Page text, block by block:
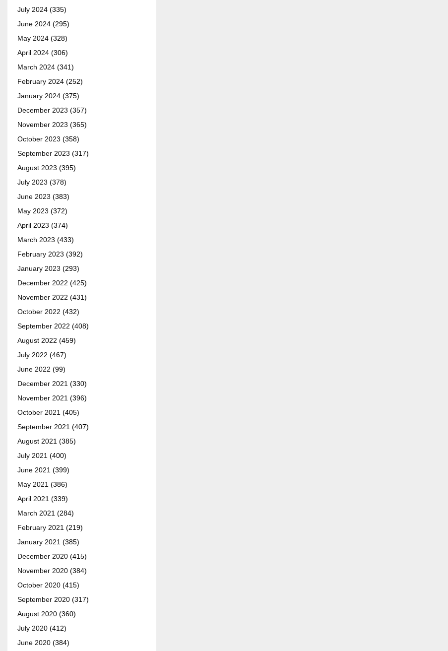
July 2024 (335)
June 2024 (295)
May 2024 (328)
April 2024 (306)
March 2024 (341)
February 2024 (252)
January 2024 (375)
December 2023 (357)
November 2023 (365)
October 2023 (358)
September 2023 (317)
August 2023 (395)
July 2023 (378)
June 2023 (383)
May 2023 (372)
April 2023 (374)
March 2023 (433)
February 2023 (392)
January 2023 (293)
December 2022 (425)
November 2022 (431)
October 2022 (432)
September 2022 (408)
August 2022 (459)
July 2022 (467)
June 2022 (99)
December 2021 (330)
November 2021 (396)
October 2021 (405)
September 2021 (407)
August 2021 (385)
July 2021 (400)
June 2021 (399)
May 2021 (386)
April 2021 (339)
March 2021 (284)
February 2021 (219)
January 2021 (385)
December 2020 (415)
November 2020 (384)
October 2020 (415)
September 2020 (317)
August 2020 (360)
July 2020 (412)
June 2020 (384)